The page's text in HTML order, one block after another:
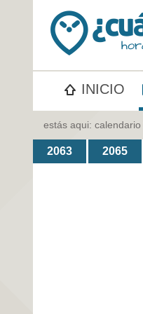
INICIO
estás aqui: calendario
2063 2065